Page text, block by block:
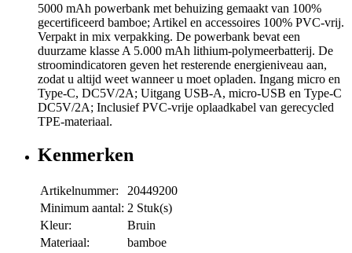
5000 mAh powerbank met behuizing gemaakt van 100%
gecertificeerd bamboe; Artikel en accessoires 100% PVC-vrij.
Verpakt in mix verpakking. De powerbank bevat een
duurzame klasse A 5.000 mAh lithium-polymeerbatterij. De
stroomindicatoren geven het resterende energieniveau aan,
zodat u altijd weet wanneer u moet opladen. Ingang micro en
Type-C, DC5V/2A; Uitgang USB-A, micro-USB en Type-C
DC5V/2A; Inclusief PVC-vrije oplaadkabel van gerecycled
TPE-materiaal.
Kenmerken
Artikelnummer:
20449200
Minimum aantal: 2 Stuk(s)
Kleur:
Bruin
Materiaal:
bamboe